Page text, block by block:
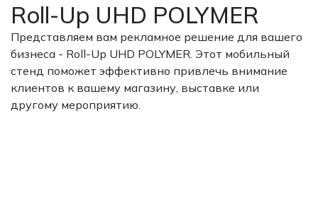
Roll-Up UHD POLYMER
Представляем вам рекламное решение для вашего
бизнеса - Roll-Up UHD POLYMER. Этот мобильный
стенд поможет эффективно привлечь внимание
клиентов к вашему магазину, выставке или
другому мероприятию.